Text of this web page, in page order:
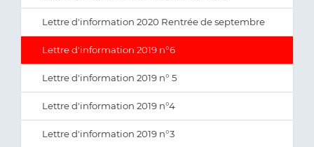
Lettre d'information 2020 Rentrée de septembre
Lettre d'information 2019 n°6
Lettre d'information 2019 n° 5
Lettre d'information 2019 n°4
Lettre d'information 2019 n°3